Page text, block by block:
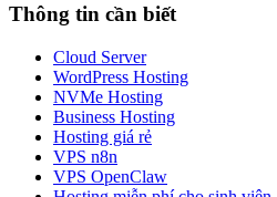
Thông tin cần biết
Cloud Server
WordPress Hosting
NVMe Hosting
Business Hosting
Hosting giá rẻ
VPS n8n
VPS OpenClaw